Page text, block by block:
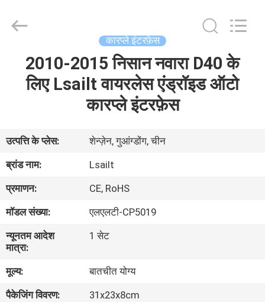
वीडियो
बारे
में
कारखाना
भ्रमण
Electron
Co.,Ltd.
कारप्ले इंटरफ़ेस
2010-2015 निसान नवारा D40 के
लिए Lsailt वायरलेस एंड्रॉइड ऑटो
कारप्ले इंटरफ़ेस
उत्पत्ति के प्लेस:
शेन्ज़ेन, गुआंग्डोंग, चीन
ब्रांड नाम:
Lsailt
प्रमाणन:
CE, RoHS
मॉडल संख्या:
एलएलटी-CP5019
न्यूनतम आदेश
मात्रा:
1 सेट
मूल्य:
बातचीत योग्य
पैकेजिंग विवरण:
31x23x8cm